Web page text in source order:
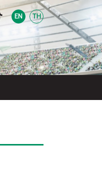
EN TH